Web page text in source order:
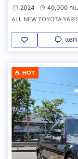
2024
40,000 กม.
แชท
HOT